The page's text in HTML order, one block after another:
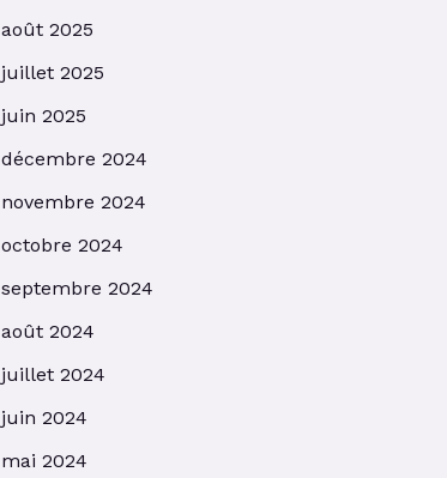
août 2025
juillet 2025
juin 2025
décembre 2024
novembre 2024
octobre 2024
septembre 2024
août 2024
juillet 2024
juin 2024
mai 2024